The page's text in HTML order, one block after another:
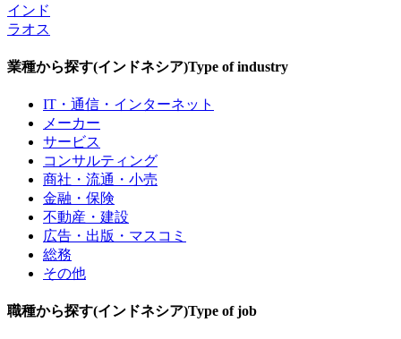
インド
ラオス
業種から探す(インドネシア)Type of industry
IT・通信・インターネット
メーカー
サービス
コンサルティング
商社・流通・小売
金融・保険
不動産・建設
広告・出版・マスコミ
総務
その他
職種から探す(インドネシア)Type of job